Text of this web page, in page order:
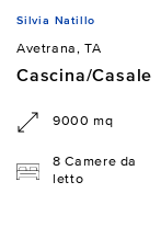
Silvia Natillo
Avetrana, TA
Cascina/Casale
9000 mq
8 Camere da
letto